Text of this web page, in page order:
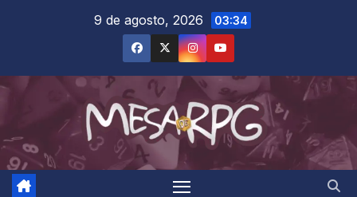
9 de agosto, 2026 03:34